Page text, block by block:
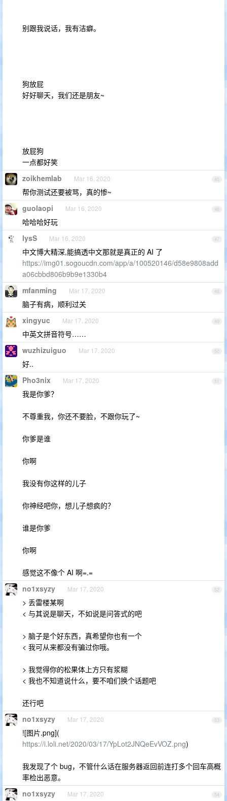
别跟我说话，我有洁癖。
狗放屁
好好聊天，我们还是朋友~
放屁狗
一点都好笑
45
zoikhemlab Mar 16, 2020
帮你测试还要被骂，真的惨~
46
guolaopi Mar 16, 2020
哈哈哈好玩
47
lysS Mar 16, 2020
中文博大精深,能搞透中文那就是真正的 AI 了
https://img01.sogoucdn.com/app/a/100520146/d58e9808add
a06cbbd806b9b9e1330b4
48
mfanming Mar 17, 2020
脑子有病，顺利过关
49
xingyuc Mar 17, 2020
中英文拼音符号……
50
wuzhizuiguo Mar 17, 2020
好..
51
Pho3nix Mar 17, 2020
我是你爹？
不尊重我，你还不要脸，不跟你玩了~
你爹是谁
你啊
我没有你这样的儿子
你神经吧你，想儿子想疯的？
谁是你爹
你啊
感觉这不像个 AI 啊=.=
52
no1xsyzy Mar 17, 2020
> 丢雷楼某啊
< 与其说是聊天，不如说是问答式的吧
> 脑子是个好东西，真希望你也有一个
< 我可从来都没有骗过你哦。
> 我觉得你的松果体上方只有浆糊
< 我也不知道说什么，要不咱们换个话题吧
还行吧
53
no1xsyzy Mar 17, 2020
![图片.png](
https://i.loli.net/2020/03/17/YpLot2JNQeEvVOZ.png)
我发现了个 bug，不管什么话在服务器返回前连打多个回车高概
率检出恶意。
54
no1xsyzy Mar 17, 2020